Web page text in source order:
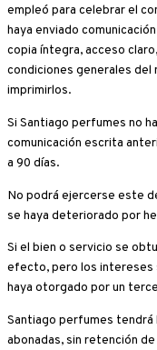
empleó para celebrar el
haya enviado
copia íntegra, acceso
condiciones generales del
imprimirlos.
Si Santiago perfumes no
comunicación escrita
a 90 días.
No podrá ejercerse este
se haya deteriorado por
Si el bien o servicio se
efecto, pero los intereses
haya otorgado por un
Santiago perfumes tendrá
abonadas, sin retención